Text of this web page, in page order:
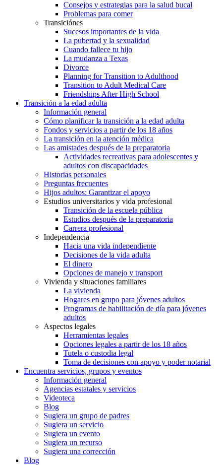
Consejos y estrategias para la salud bucal
Problemas para comer
Transiciónes
Sucesos importantes de la vida
La pubertad y la sexualidad
Cuando fallece tu hijo
La mudanza a Texas
Divorce
Planning for Transition to Adulthood
Transition to Adult Medical Care
Friendships After High School
Transición a la edad adulta
Información general
Cómo planificar la transición a la edad adulta
Fondos y servicios a partir de los 18 años
La transición en la atención médica
Las amistades después de la preparatoria
Actividades recreativas para adolescentes y
adultos con discapacidades
Historias personales
Preguntas frecuentes
Hijos adultos: Garantizar el apoyo
Estudios universitarios y vida profesional
Transición de la escuela pública
Estudios después de la preparatoria
Carrera profesional
Independencia
Hacia una vida independiente
Decisiones de la vida adulta
El dinero
Opciones de manejo y transport
Vivienda y situaciones familiares
La vivienda
Hogares en grupo para jóvenes adultos
Programas de habilitación de día para jóvenes
adultos
Aspectos legales
Herramientas legales
Opciones legales a partir de los 18 años
Tutela o custodia legal
Toma de decisiones con apoyo y poder notarial
Encuentra servicios, grupos y eventos
Información general
Agencias estatales y servicios
Videoteca
Blog
Sugiera un grupo de padres
Sugiera un servicio
Sugiera un evento
Sugiera un recurso
Sugiera una corrección
Blog